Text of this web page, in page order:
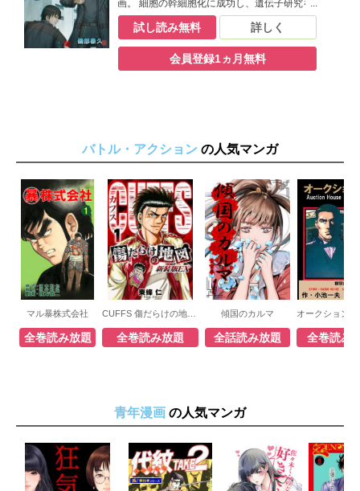
画。 細胞の幹細胞化に成功し、遺伝子研究を
飛躍的に進めた十曜化学製薬。遺伝子の解明
によって知能、運動能力、共感性等、人の能
力を高める事ができ、ついには超能力を持つ
遺伝子まで開発した。十曜化学製薬の研究は
試し読み無料 詳しく
会員登録1ヵ月無料
バトル・アクション の人気マンガ
マル暴株式会社
全巻読み放題 全巻読み放題
傾国のカルマ
全話読み放題
オークション
全巻読み
青年漫画 の人気マンガ